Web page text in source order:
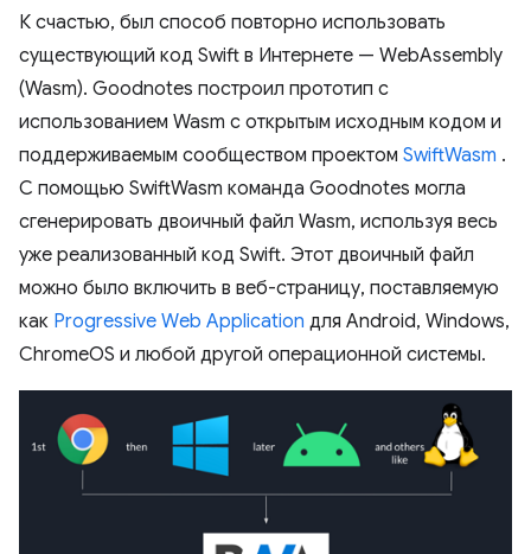
К счастью, был способ повторно использовать
существующий код Swift в Интернете — WebAssembly
(Wasm). Goodnotes построил прототип с
использованием Wasm с открытым исходным кодом и
поддерживаемым сообществом проектом SwiftWasm .
С помощью SwiftWasm команда Goodnotes могла
сгенерировать двоичный файл Wasm, используя весь
уже реализованный код Swift. Этот двоичный файл
можно было включить в веб-страницу, поставляемую
как Progressive Web Application для Android, Windows,
ChromeOS и любой другой операционной системы.